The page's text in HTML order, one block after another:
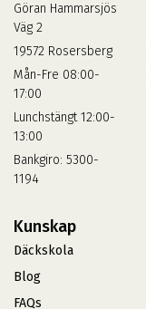
Göran Hammarsjös
Väg 2
19572 Rosersberg
Mån-Fre 08:00-
17:00
Lunchstängt 12:00-
13:00
Bankgiro: 5300-
1194
Kunskap
Däckskola
Blog
FAQs